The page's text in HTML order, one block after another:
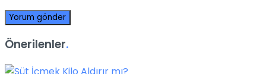
Önerilenler.